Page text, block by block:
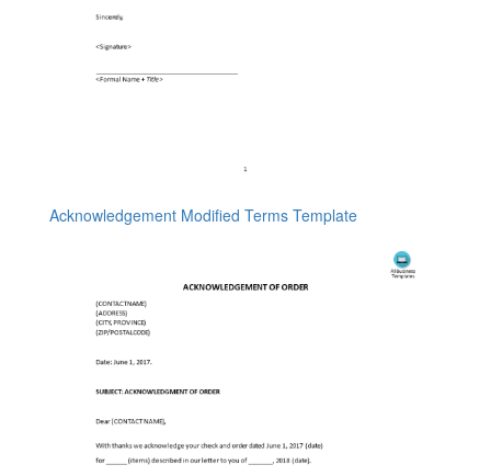
Acknowledgement Modified Terms Template